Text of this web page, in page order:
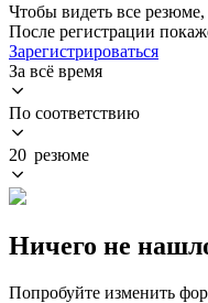
Чтобы видеть все резюме,
После регистрации
Зарегистрироваться
За всё время
По соответствию
20 резюме
Ничего не
Попробуйте изменить